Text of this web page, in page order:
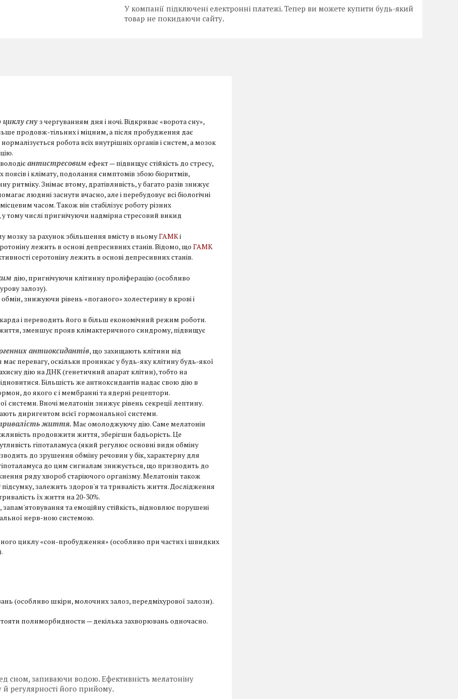
У компанії підключені електронні платежі. Тепер ви можете купити будь-який
товар не покидаючи сайту.
циклу сну з чергуванням дня і ночі. Відкриває «ворота сну»,
продовж-тільних і міцним, а після пробудження дає
нормалізується робота всіх внутрішніх органів і систем, а мозок
антистресовим ефект — підвищує стійкість до стресу,
поясів і клімату, подолання симптомів збою біоритмів,
ритміку. Знімає втому, дратівливість, у багато разів знижує
людині заснути вчасно, але і перебудовує всі біологічні
часом. Також він стабілізує роботу різних
тому числі пригнічуючи надмірна стресовий викид
мозку за рахунок збільшення вмісту в ньомуГАМКі
лежить в основі депресивних станів. Відомо, що ГАМК
серотоніну лежить в основі депресивних станів.
дію, пригнічуючи клітинну проліферацію (особливо
залозу).
знижуючи рівень «поганого» холестерину в крові і
і переводить його в більш економічний режим роботи.
зменшує прояв клімактеричного синдрому, підвищує
антиоксидантів, що захищають клітини від
перевагу, оскільки проникає у будь-яку клітину будь-якої
дію на ДНК (генетичний апарат клітин), тобто на
Більшість же антиоксидантів надає свою дію в
до якого є і мембранні та ядерні рецептори.
системи. Вночі мелатонін знижує рівень секреції лептину.
диригентом всієї гормональної системи.
життя. Має омолоджуючу дію. Саме мелатонін
продовжити життя, зберігши бадьорість. Це
гіпоталамуса (який регулює основні види обміну
до зрушення обміну речовин у бік, характерну для
до цим сигналам знижується, що призводить до
ряду хвороб старіючого організму. Мелатонін також
залежить здоров'я та тривалість життя. Дослідження
їх життя на 20-30%.
та емоційну стійкість, відновлює порушені
нерв-ною системою.
циклу «сон-пробудження» (особливо при частих і швидких
(особливо шкіри, молочних залоз, передміхурової залози).
полиморбидности — декілька захворювань одночасно.
сном, запиваючи водою. Ефективність мелатоніну
й регулярності його прийому.